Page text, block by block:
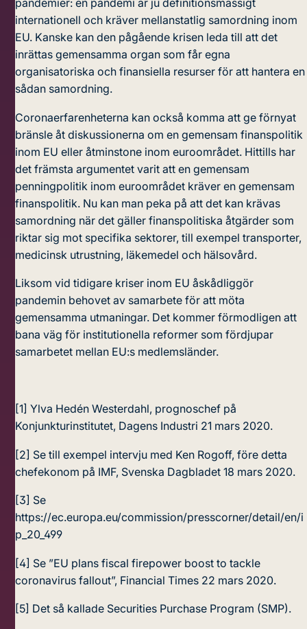
pandemier: en pandemi är ju definitionsmässigt
internationell och kräver mellanstatlig samordning inom
EU. Kanske kan den pågående krisen leda till att det
inrättas gemensamma organ som får egna
organisatoriska och finansiella resurser för att hantera en
sådan samordning.
Coronaerfarenheterna kan också komma att ge förnyat
bränsle åt diskussionerna om en gemensam finanspolitik
inom EU eller åtminstone inom euroområdet. Hittills har
det främsta argumentet varit att en gemensam
penningpolitik inom euroområdet kräver en gemensam
finanspolitik. Nu kan man peka på att det kan krävas
samordning när det gäller finanspolitiska åtgärder som
riktar sig mot specifika sektorer, till exempel transporter,
medicinsk utrustning, läkemedel och hälsovård.
Liksom vid tidigare kriser inom EU åskådliggör
pandemin behovet av samarbete för att möta
gemensamma utmaningar. Det kommer förmodligen att
bana väg för institutionella reformer som fördjupar
samarbetet mellan EU:s medlemsländer.
[1] Ylva Hedén Westerdahl, prognoschef på
Konjunkturinstitutet, Dagens Industri 21 mars 2020.
[2] Se till exempel intervju med Ken Rogoff, före detta
chefekonom på IMF, Svenska Dagbladet 18 mars 2020.
[3] Se
https://ec.europa.eu/commission/presscorner/detail/en/i
p_20_499
[4] Se ”EU plans fiscal firepower boost to tackle
coronavirus fallout”, Financial Times 22 mars 2020.
[5] Det så kallade Securities Purchase Program (SMP).